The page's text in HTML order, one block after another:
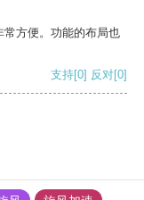
方便。功能的布局也
支持[0] 反对[0]